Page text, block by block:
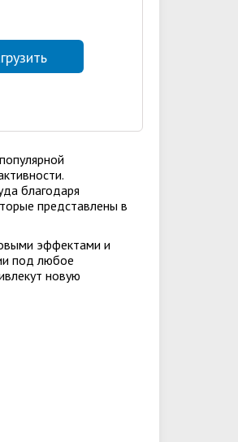
благодаря
представлены в
эффектами и
под любое
новую